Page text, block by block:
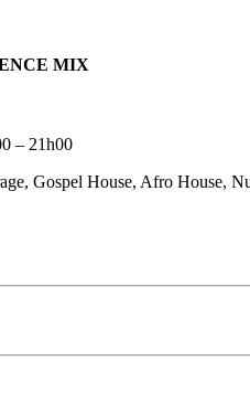
MIX
– 21h00
Gospel House, Afro House,